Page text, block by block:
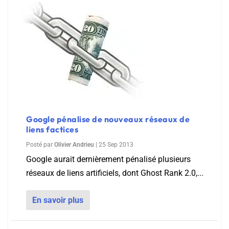
Google pénalise de nouveaux réseaux de
liens factices
Posté par Olivier Andrieu | 25 Sep 2013
Google aurait dernièrement pénalisé plusieurs
réseaux de liens artificiels, dont Ghost Rank 2.0,...
En savoir plus